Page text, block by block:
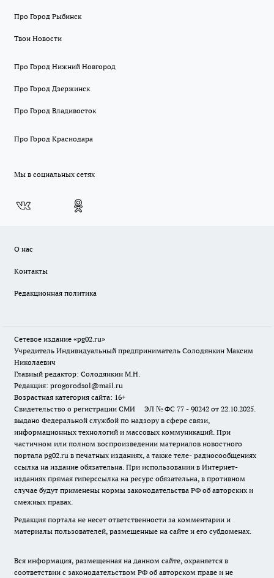
Про Город Рыбинск
Твои Новости
Про Город Нижний Новгород
Про Город Дзержинск
Про Город Владивосток
Про Город Краснодара
Мы в социальных сетях
О нас
Контакты
Редакционная политика
Сетевое издание «pg02.ru»
Учредитель Индивидуальный предприниматель Солодянкин Максим
Николаевич
Главный редактор: Солодянкин М.Н.
Редакция: progorodsol@mail.ru
Возрастная категория сайта: 16+
Свидетельство о регистрации СМИ ЭЛ № ФС 77 - 90242 от 22.10.2025.
выдано Федеральной службой по надзору в сфере связи,
информационных технологий и массовых коммуникаций. При
частичном или полном воспроизведении материалов новостного
портала pg02.ru в печатных изданиях, а также теле- радиосообщениях
ссылка на издание обязательна. При использовании в Интернет-
изданиях прямая гиперссылка на ресурс обязательна, в противном
случае будут применены нормы законодательства РФ об авторских и
смежных правах.
Редакция портала не несет ответственности за комментарии и
материалы пользователей, размещенные на сайте и его субдоменах.
Вся информация, размещенная на данном сайте, охраняется в
соответствии с законодательством РФ об авторском праве и не